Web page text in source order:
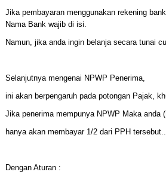
Jika pembayaran menggunakan rekening
Nama Bank wajib di isi.
Namun, jika anda ingin belanja secara tunai
Selanjutnya mengenai NPWP Penerima,
ini akan berpengaruh pada potongan Pajak,
Jika penerima mempunya NPWP Maka anda
hanya akan membayar 1/2 dari PPH tersebut..
Dengan Aturan :